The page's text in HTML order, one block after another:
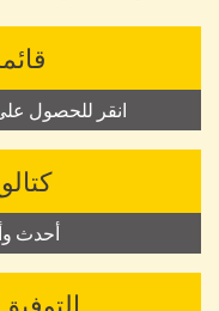
انقر للحصول
أحدث